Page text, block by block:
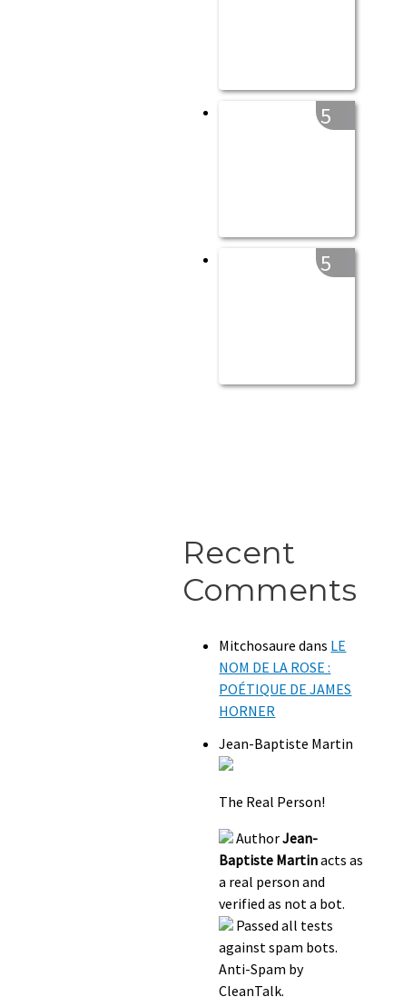
5
5
Recent
Comments
Mitchosaure dans LE
NOM DE LA ROSE :
POÉTIQUE DE JAMES
HORNER
Jean-Baptiste Martin
The Real Person!
AuthorJean-
Baptiste Martinacts as
a real person and
verified as not a bot.
Passed all tests
against spam bots.
Anti-Spam by
CleanTalk.